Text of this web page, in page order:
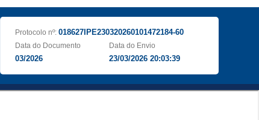
Protocolo nº: 018627IPE230320260101472184-60
Data do Documento
03/2026
Data do Envio
23/03/2026 20:03:39